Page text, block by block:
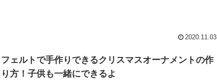
2020.11.03
フェルトで手作りできるクリスマスオーナメントの作
り方！子供も一緒にできるよ